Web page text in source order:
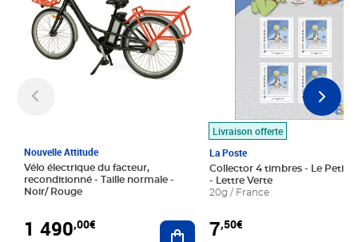
Nouvelle Attitude
Vélo électrique du facteur,
reconditionné - Taille normale -
Noir/ Rouge
1 490,00€ Ajouter au panier
Livraison offerte
La Poste
Collector 4 timbres - Le Petit
- Lettre Verte
20g / France
7,50€